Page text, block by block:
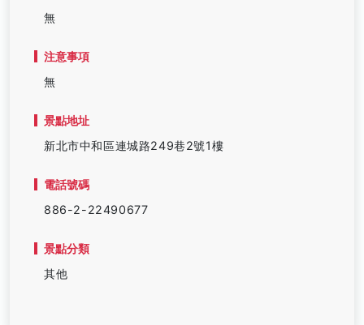
無
注意事項
無
景點地址
新北市中和區連城路249巷2號1樓
電話號碼
886-2-22490677
景點分類
其他